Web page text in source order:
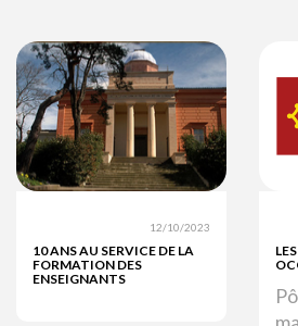
12/10/2023
10 ANS AU SERVICE DE LA
FORMATION DES
ENSEIGNANTS